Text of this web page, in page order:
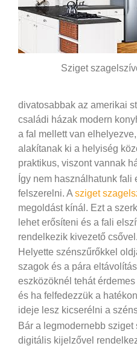
Sziget
divatosabbak az amerikai
családi házak modern
a fal mellett van
alakítanak ki a helyiség
praktikus, viszont vannak
Így nem használhatunk
felszerelni. A sziget
megoldást kínál. Ezt a
lehet erősíteni és a fali
rendelkezik kivezető csővel.
Helyette szénszűrőkkel
szagok és a pára
eszközöknél tehát
és ha felfedezzük a
ideje lesz kicserélni a
Bár a legmodernebb
digitális kijelzővel